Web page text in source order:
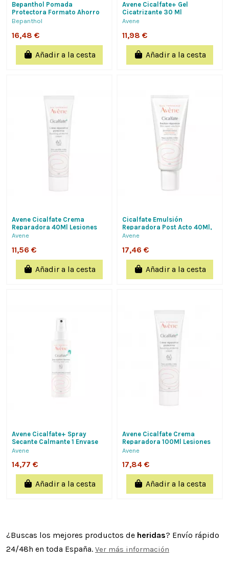
Bepanthol Pomada
Protectora Formato Ahorro
100 G Bayer Hispania
Bepanthol
16,48 €
Añadir a la cesta
Avene Cicalfate+ Gel
Cicatrizante 30 Ml
Avene
11,98 €
Añadir a la cesta
Avene Cicalfate Crema
Reparadora 40Ml Lesiones
No Exudativas, Cicatrizante
Avene
11,56 €
Añadir a la cesta
Cicalfate Emulsión
Reparadora Post Acto 40Ml,
Avene
17,46 €
Añadir a la cesta
Avene Cicalfate+ Spray
Secante Calmante 1 Envase
100 Ml
Avene
14,77 €
Añadir a la cesta
Avene Cicalfate Crema
Reparadora 100Ml Lesiones
No Exudativas, Cicatrizante
Avene
17,84 €
Añadir a la cesta
¿Buscas los mejores productos de heridas? Envío rápido
24/48h en toda España. Ver más información